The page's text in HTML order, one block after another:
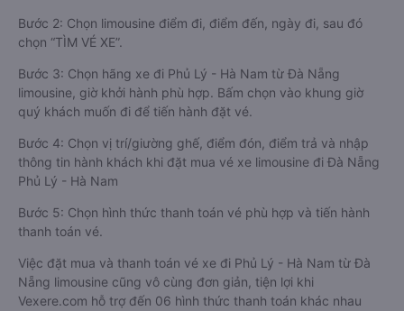
Bước 2: Chọn limousine điểm đi, điểm đến, ngày đi, sau đó
chọn “TÌM VÉ XE”.
Bước 3: Chọn hãng xe đi Phủ Lý - Hà Nam từ Đà Nẵng
limousine, giờ khởi hành phù hợp. Bấm chọn vào khung giờ
quý khách muốn đi để tiến hành đặt vé.
Bước 4: Chọn vị trí/giường ghế, điểm đón, điểm trả và nhập
thông tin hành khách khi đặt mua vé xe limousine đi Đà Nẵng
Phủ Lý - Hà Nam
Bước 5: Chọn hình thức thanh toán vé phù hợp và tiến hành
thanh toán vé.
Việc đặt mua và thanh toán vé xe đi Phủ Lý - Hà Nam từ Đà
Nẵng limousine cũng vô cùng đơn giản, tiện lợi khi
Vexere.com hỗ trợ đến 06 hình thức thanh toán khác nhau